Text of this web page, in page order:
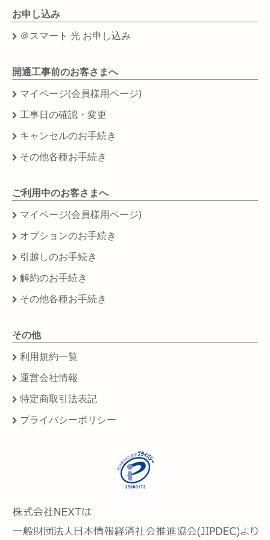
お申し込み
＠スマート 光 お申し込み
開通工事前のお客さまへ
マイページ(会員様用ページ)
工事日の確認・変更
キャンセルのお手続き
その他各種お手続き
ご利用中のお客さまへ
マイページ(会員様用ページ)
オプションのお手続き
引越しのお手続き
解約のお手続き
その他各種お手続き
その他
利用規約一覧
運営会社情報
特定商取引法表記
プライバシーポリシー